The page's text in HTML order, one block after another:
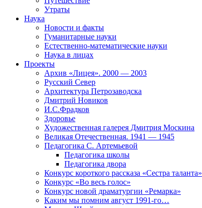
Утраты
Наука
Новости и факты
Гуманитарные науки
Естественно-математические науки
Наука в лицах
Проекты
Архив «Лицея». 2000 — 2003
Русский Север
Архитектура Петрозаводска
Дмитрий Новиков
И.С.Фрадков
Здоровье
Художественная галерея Дмитрия Москина
Великая Отечественная. 1941 — 1945
Педагогика С. Артемьевой
Педагогика школы
Педагогика двора
Конкурс короткого рассказа «Сестра таланта»
Конкурс «Во весь голос»
Конкурс новой драматургии «Ремарка»
Каким мы помним август 1991-го…